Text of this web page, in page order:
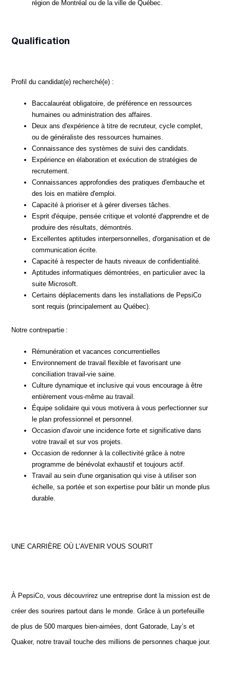
région de Montréal ou de la ville de Québec.
Qualification
Profil du candidat(e) recherché(e) :
Baccalauréat obligatoire, de préférence en ressources
humaines ou administration des affaires.
Deux ans d'expérience à titre de recruteur, cycle complet,
ou de généraliste des ressources humaines.
Connaissance des systèmes de suivi des candidats.
Expérience en élaboration et exécution de stratégies de
recrutement.
Connaissances approfondies des pratiques d'embauche et
des lois en matière d'emploi.
Capacité à prioriser et à gérer diverses tâches.
Esprit d'équipe, pensée critique et volonté d'apprendre et de
produire des résultats, démontrés.
Excellentes aptitudes interpersonnelles, d'organisation et de
communication écrite.
Capacité à respecter de hauts niveaux de confidentialité.
Aptitudes informatiques démontrées, en particulier avec la
suite Microsoft.
Certains déplacements dans les installations de PepsiCo
sont requis (principalement au Québec).
Notre contrepartie :
Rémunération et vacances concurrentielles
Environnement de travail flexible et favorisant une
conciliation travail-vie saine.
Culture dynamique et inclusive qui vous encourage à être
entièrement vous-même au travail.
Équipe solidaire qui vous motivera à vous perfectionner sur
le plan professionnel et personnel.
Occasion d'avoir une incidence forte et significative dans
votre travail et sur vos projets.
Occasion de redonner à la collectivité grâce à notre
programme de bénévolat exhaustif et toujours actif.
Travail au sein d'une organisation qui vise à utiliser son
échelle, sa portée et son expertise pour bâtir un monde plus
durable.
UNE CARRIÈRE OÙ L’AVENIR VOUS SOURIT
À PepsiCo, vous découvrirez une entreprise dont la mission est de
créer des sourires partout dans le monde. Grâce à un portefeuille
de plus de 500 marques bien-aimées, dont Gatorade, Lay’s et
Quaker, notre travail touche des millions de personnes chaque jour.